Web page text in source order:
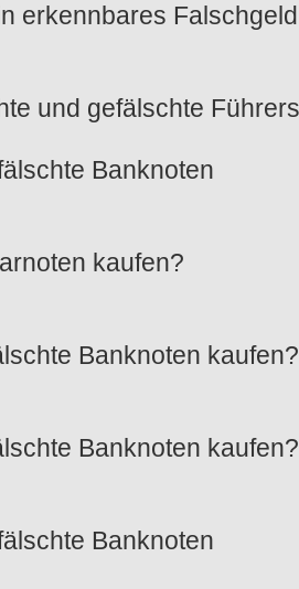
erkennbares Falschgeld
und gefälschte
Banknoten
kaufen?
Banknoten kaufen?
Banknoten kaufen?
Banknoten